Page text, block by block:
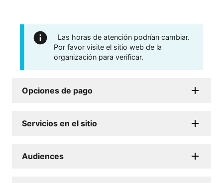
Las horas de atención podrían cambiar.
Por favor visite el sitio web de la
organización para verificar.
Opciones de pago
Servicios en el sitio
Audiences